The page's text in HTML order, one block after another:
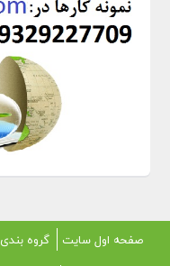
صفحه اول سایت گروه بندی